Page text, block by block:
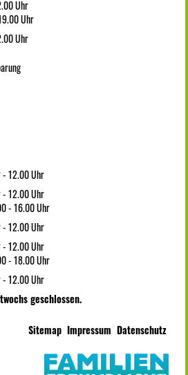
Uhr
Uhr
Uhr
12.00 Uhr
12.00 Uhr
- 16.00 Uhr
12.00 Uhr
12.00 Uhr
- 18.00 Uhr
12.00 Uhr
geschlossen.
Sitemap Impressum Datenschutz